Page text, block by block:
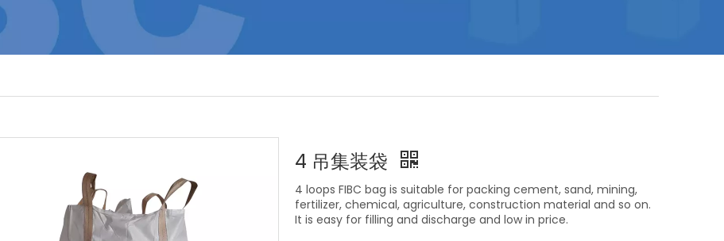
4 吊集装袋
4 loops FIBC bag is suitable for packing cement, sand, mining,
fertilizer, chemical, agriculture, construction material and so on.
It is easy for filling and discharge and low in price.